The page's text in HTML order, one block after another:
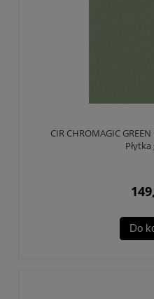
CIR CHROMAGIC
Do